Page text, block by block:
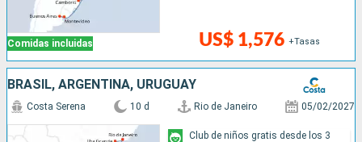
Comidas incluidas US$ 1,576 +Tasas
BRASIL, ARGENTINA, URUGUAY
Costa Serena 10 d Rio de Janeiro 05/02/2027
Club de niños gratis desde los 3